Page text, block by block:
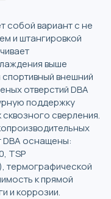
собой вариант с не
и штангировкой
выше
внешний
отверстий DBA
поддержку
сверления.
DBA оснащены:
TSP
термографической
к прямой
и коррозии.